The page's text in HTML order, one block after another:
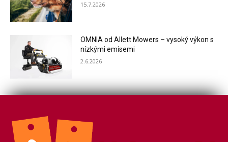
15.7.2026
OMNIA od Allett Mowers – vysoký výkon s
nízkými emisemi
2.6.2026